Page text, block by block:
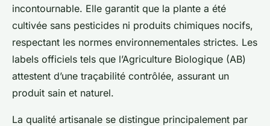
incontournable. Elle garantit que la plante a été
cultivée sans pesticides ni produits chimiques nocifs,
respectant les normes environnementales strictes. Les
labels officiels tels que l’Agriculture Biologique (AB)
attestent d’une traçabilité contrôlée, assurant un
produit sain et naturel.
La qualité artisanale se distingue principalement par